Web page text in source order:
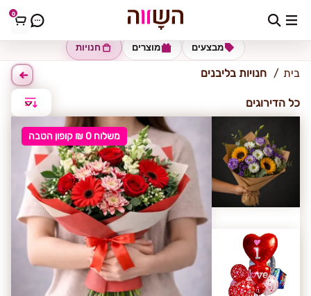
0 ליבנים
חנויות מוצרים מבצעים
בית חנויות בליבנים
כל הדירוגים
משלוח 0 ₪ קופון הטבה